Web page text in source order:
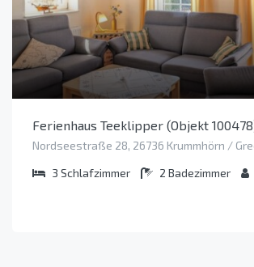
Ferienhaus Teeklipper (Objekt
Nordseestraße 28, 26736 Krummhörn /
3 Schlafzimmer 2 Badezimmer